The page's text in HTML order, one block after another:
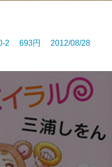
2 693円 2012/08/28